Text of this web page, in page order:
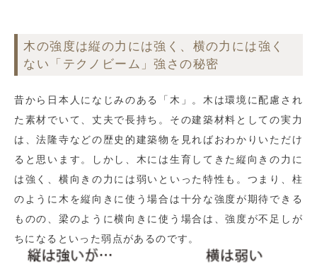
木の強度は縦の力には強く、横の力には強く
ない「テクノビーム」強さの秘密
昔から日本人になじみのある「木」。木は環境に配慮され
た素材でいて、丈夫で長持ち。その建築材料としての実力
は、法隆寺などの歴史的建築物を見ればおわかりいただけ
ると思います。しかし、木には生育してきた縦向きの力に
は強く、横向きの力には弱いといった特性も。つまり、柱
のように木を縦向きに使う場合は十分な強度が期待できる
ものの、梁のように横向きに使う場合は、強度が不足しが
ちになるといった弱点があるのです。